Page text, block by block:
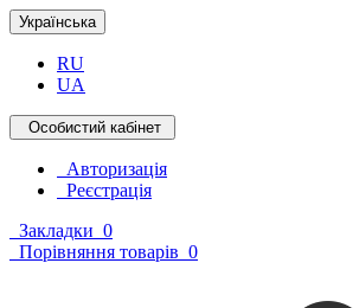
Українська
RU
UA
Особистий кабінет
Авторизація
Реєстрація
Закладки 0
Порівняння товарів 0